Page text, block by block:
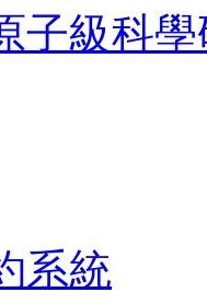
子級科
系統